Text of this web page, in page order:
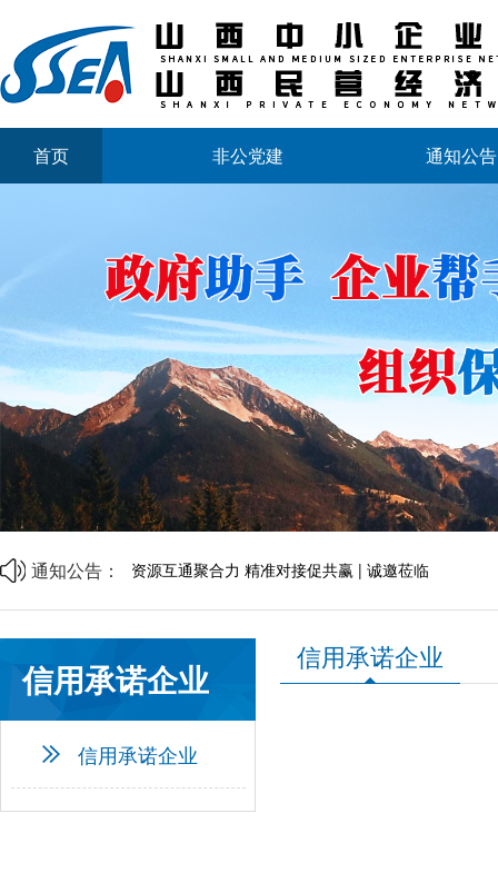
首页 非公党建 通知公告
通知公告：
山西省中小企业发展促进会2026年劳动节放假通知
山西省中小企业发展促进会财税专业委员会成立大会
商事调解理论与实务研讨会邀请函
资源互通聚合力 精准对接促共赢 | 诚邀莅临
山西省中小企业发展促进会2026年劳动节放假通知
山西省中小企业发展促进会财税专业委员会成立大会
信用承诺企业
信用承诺企业
信用承诺企业